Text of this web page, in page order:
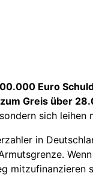
Euro
Greis über
sich leihen
in